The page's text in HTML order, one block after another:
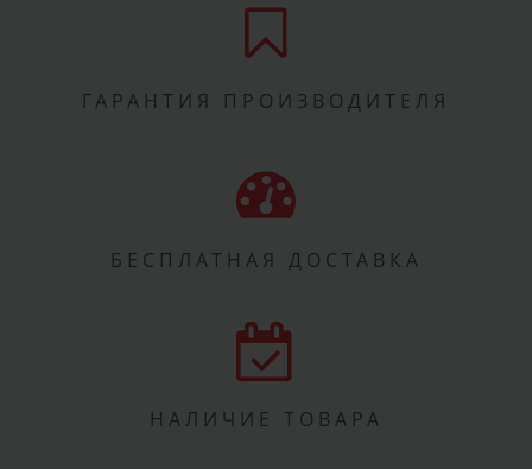
ГАРАНТИЯ ПРОИЗВОДИТЕЛЯ
БЕСПЛАТНАЯ ДОСТАВКА
НАЛИЧИЕ ТОВАРА